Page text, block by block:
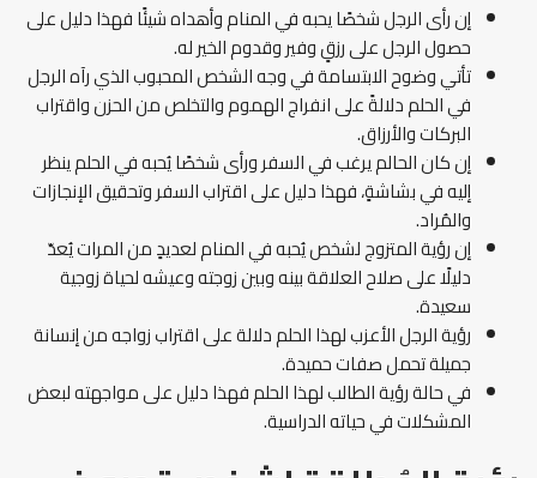
إن رأى الرجل شخصًا يحبه في المنام وأهداه شيئًا فهذا دليل على
حصول الرجل على رزقٍ وفير وقدوم الخير له.
تأتي وضوح الابتسامة في وجه الشخص المحبوب الذي رآه الرجل
في الحلم دلالةً على انفراج الهموم والتخلص من الحزن واقتراب
البركات والأرزاق.
إن كان الحالم يرغب في السفر ورأى شخصًا يُحبه في الحلم ينظر
إليه في بشاشةٍ، فهذا دليل على اقتراب السفر وتحقيق الإنجازات
والمُراد.
إن رؤية المتزوج لشخص يُحبه في المنام لعديدٍ من المرات يُعدّ
دليلًا على صلاح العلاقة بينه وبين زوجته وعيشه لحياة زوجية
سعيدة.
رؤية الرجل الأعزب لهذا الحلم دلالة على اقتراب زواجه من إنسانة
جميلة تحمل صفات حميدة.
في حالة رؤية الطالب لهذا الحلم فهذا دليل على مواجهته لبعض
المشكلات في حياته الدراسية.